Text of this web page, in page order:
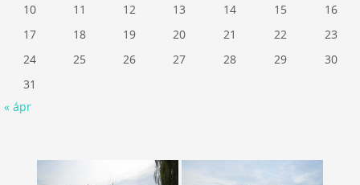
10
11 12 13 14 15
16
17
18 19 20 21 22
23
24
25 26 27 28 29
30
31
« ápr